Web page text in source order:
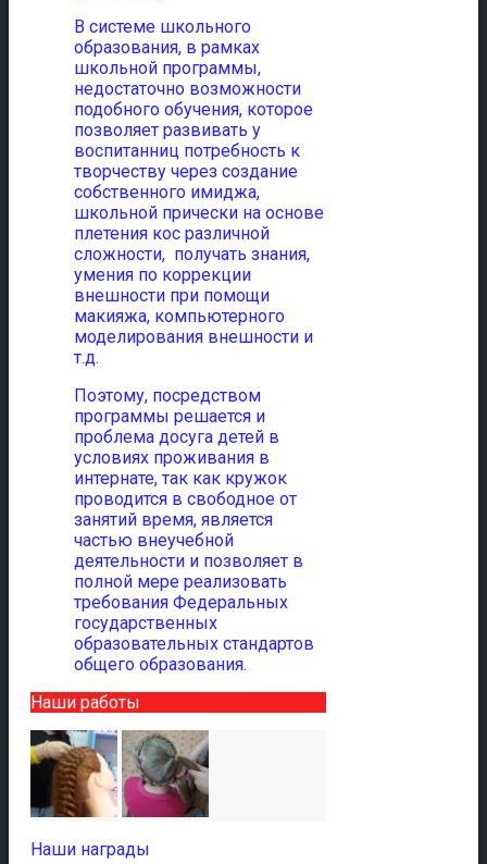
В системе школьного
образования, в рамках
школьной программы,
недостаточно возможности
подобного обучения, которое
позволяет развивать у
воспитанниц потребность к
творчеству через создание
собственного имиджа,
школьной прически на основе
плетения кос различной
сложности, получать знания,
умения по коррекции
внешности при помощи
макияжа, компьютерного
моделирования внешности и
т.д.
Поэтому, посредством
программы решается и
проблема досуга детей в
условиях проживания в
интернате, так как кружок
проводится в свободное от
занятий время, является
частью внеучебной
деятельности и позволяет в
полной мере реализовать
требования Федеральных
государственных
образовательных стандартов
общего образования.
Наши работы
Наши награды